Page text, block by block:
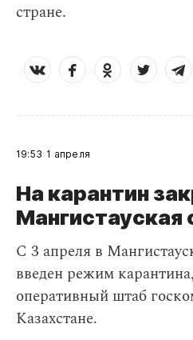
стране.
19:53 1 апреля
На карантин
Мангистауская
С 3 апреля в
введен режим карантина,
оперативный штаб
Казахстане.